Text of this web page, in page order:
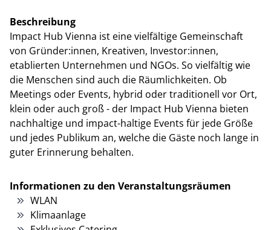
Beschreibung
Impact Hub Vienna ist eine vielfältige Gemeinschaft
von Gründer:innen, Kreativen, Investor:innen,
etablierten Unternehmen und NGOs. So vielfältig wie
die Menschen sind auch die Räumlichkeiten. Ob
Meetings oder Events, hybrid oder traditionell vor Ort,
klein oder auch groß - der Impact Hub Vienna bieten
nachhaltige und impact-haltige Events für jede Größe
und jedes Publikum an, welche die Gäste noch lange in
guter Erinnerung behalten.
Informationen zu den Veranstaltungsräumen
WLAN
Klimaanlage